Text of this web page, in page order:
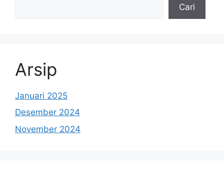
Cari
Arsip
Januari 2025
Desember 2024
November 2024